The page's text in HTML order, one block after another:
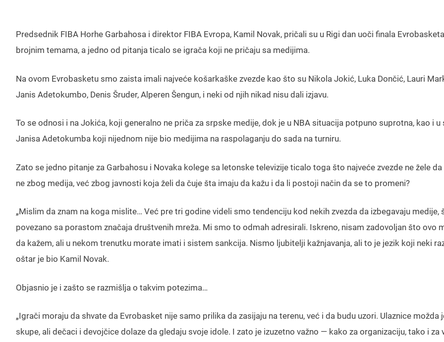
Predsednik FIBA Horhe Garbahosa i direktor FIBA Evropa, Kamil Novak, pričali su u Rigi dan uoči finala
brojnim temama, a jedno od pitanja ticalo se igrača koji ne pričaju sa medijima.
Na ovom Evrobasketu smo zaista imali najveće košarkaške zvezde kao što su Nikola Jokić, Luka Dončić, Lauri
Janis Adetokumbo, Denis Šruder, Alperen Šengun, i neki od njih nikad nisu dali izjavu.
To se odnosi i na Jokića, koji generalno ne priča za srpske medije, dok je u NBA situacija potpuno suprotna, kao i u
Janisa Adetokumba koji nijednom nije bio medijima na raspolaganju do sada na turniru.
Zato se jedno pitanje za Garbahosu i Novaka kolege sa letonske televizije ticalo toga što najveće zvezde ne žele da
ne zbog medija, već zbog javnosti koja želi da čuje šta imaju da kažu i da li postoji način da se to promeni?
„Mislim da znam na koga mislite… Već pre tri godine videli smo tendenciju kod nekih zvezda da izbegavaju medije,
povezano sa porastom značaja društvenih mreža. Mi smo to odmah adresirali. Iskreno, nisam zadovoljan što ovo
da kažem, ali u nekom trenutku morate imati i sistem sankcija. Nismo ljubitelji kažnjavanja, ali to je jezik koji neki
oštar je bio Kamil Novak.
Objasnio je i zašto se razmišlja o takvim potezima…
„Igrači moraju da shvate da Evrobasket nije samo prilika da zasijaju na terenu, već i da budu uzori. Ulaznice možda
skupe, ali dečaci i devojčice dolaze da gledaju svoje idole. I zato je izuzetno važno — kako za organizaciju, tako i za